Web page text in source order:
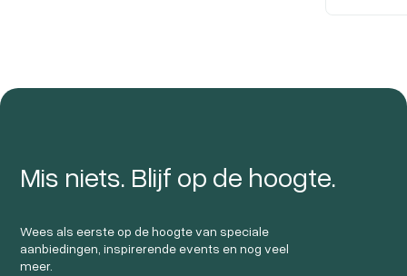
Mis niets. Blijf op de hoogte.
Wees als eerste op de hoogte van speciale
aanbiedingen, inspirerende events en nog veel
meer.